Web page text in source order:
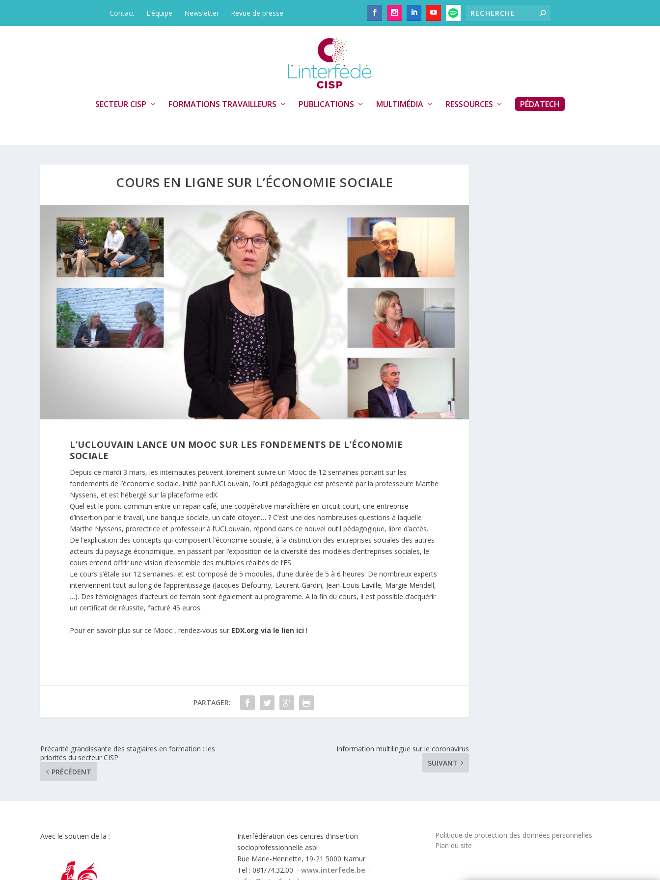
Contact L’équipe Newsletter Revue de presse
SECTEUR CISP FORMATIONS TRAVAILLEURS PUBLICATIONS MULTIMÉDIA RESSOURCES PÉDATECH
COURS EN LIGNE SUR L’ÉCONOMIE SOCIALE
L’UCLOUVAIN LANCE UN MOOC SUR LES FONDEMENTS DE L’ÉCONOMIE
SOCIALE
Depuis ce mardi 3 mars, les internautes peuvent librement suivre un Mooc de 12 semaines portant sur les
fondements de l’économie sociale. Initié par l’UCLouvain, l’outil pédagogique est présenté par la professeure Marthe
Nyssens, et est hébergé sur la plateforme edX.
Quel est le point commun entre un repair café, une coopérative maraîchère en circuit court, une entreprise
d’insertion par le travail, une banque sociale, un café citoyen… ? C’est une des nombreuses questions à laquelle
Marthe Nyssens, prorectrice et professeur à l’UCLouvain, répond dans ce nouvel outil pédagogique, libre d’accès.
De l’explication des concepts qui composent l’économie sociale, à la distinction des entreprises sociales des autres
acteurs du paysage économique, en passant par l’exposition de la diversité des modèles d’entreprises sociales, le
cours entend offrir une vision d’ensemble des multiples réalités de l’ES.
Le cours s’étale sur 12 semaines, et est composé de 5 modules, d’une durée de 5 à 6 heures. De nombreux experts
interviennent tout au long de l’apprentissage (Jacques Defourny, Laurent Gardin, Jean-Louis Laville, Margie Mendell,
…). Des témoignages d’acteurs de terrain sont également au programme. A la fin du cours, il est possible d’acquérir
un certificat de réussite, facturé 45 euros.
Pour en savoir plus sur ce Mooc , rendez-vous sur EDX.org via le lien ici!
PARTAGER:
Précarité grandissante des stagiaires en formation : les
priorités du secteur CISP
PRÉCÉDENT
Information multilingue sur le coronavirus
SUIVANT
Avec le soutien de la :
Interfédération des centres d’insertion
socioprofessionnelle asbl
Rue Marie-Henriette, 19-21 5000 Namur
Tel : 081/74.32.00 –www.interfede.be -
Politique de protection des données personnelles
Plan du site